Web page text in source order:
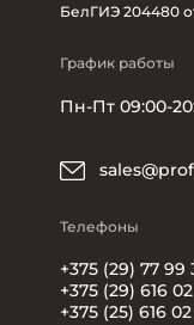
БелГИЭ 204480
График работы
Пн-Пт 09:00-
Телефоны
+375 (29) 77 99
+375 (29) 616
+375 (25) 616